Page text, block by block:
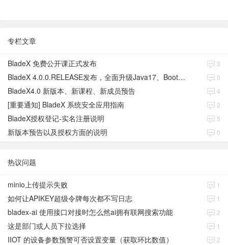
专栏文章
BladeX 免费公开课正式发布 3
BladeX 4.0.0.RELEASE发布，全面升级Java17、Boot3、Cloud2023 0
BladeX4.0 新版本、新课程、新成员预告 4
[重要通知] BladeX 系统安全应用指南 2
BladeX授权登记-实名注册说明 5
新版本预告以及授权方面的说明 0
热议问题
minio上传提示失败 1
如何让APIKEY超级令牌每次都不写日志 1
bladex-ai 使用接口对接时怎么然ai拥有联网搜索功能 2
这是部门或人员下拉选择 1
IIOT 的设备参数预警可否设置变量（获取环比数值） 2